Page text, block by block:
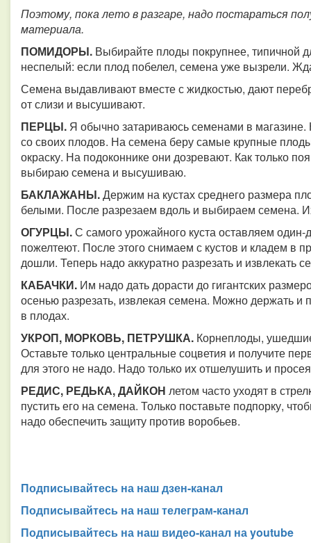
Поэтому, пока лето в разгаре, надо постараться
материала.
ПОМИДОРЫ. Выбирайте плоды покрупнее, типичной
неспелый: если плод побелел, семена уже вызрели.
Семена выдавливают вместе с жидкостью, дают
от слизи и высушивают.
ПЕРЦЫ. Я обычно затариваюсь семенами в
со своих плодов. На семена беру самые крупные
окраску. На подоконнике они дозревают. Как только
выбираю семена и высушиваю.
БАКЛАЖАНЫ.Держим на кустах среднего размера
белыми. После разрезаем вдоль и выбираем семена.
ОГУРЦЫ.С самого урожайного куста оставляем
пожелтеют. После этого снимаем с кустов и кладем в
дошли. Теперь надо аккуратно разрезать и извлекать
КАБАЧКИ. Им надо дать дорасти до гигантских
осенью разрезать, извлекая семена. Можно держать и
в плодах.
УКРОП, МОРКОВЬ, ПЕТРУШКА. Корнеплоды,
Оставьте только центральные соцветия и получите
для этого не надо. Надо только их отшелушить и
РЕДИС, РЕДЬКА, ДАЙКОН летом часто уходят в
пустить его на семена. Только поставьте подпорку,
надо обеспечить защиту против воробьев.
Подписывайтесь на наш дзен-канал
Подписывайтесь на наш телеграм-канал
Подписывайтесь на наш видео-канал на youtube